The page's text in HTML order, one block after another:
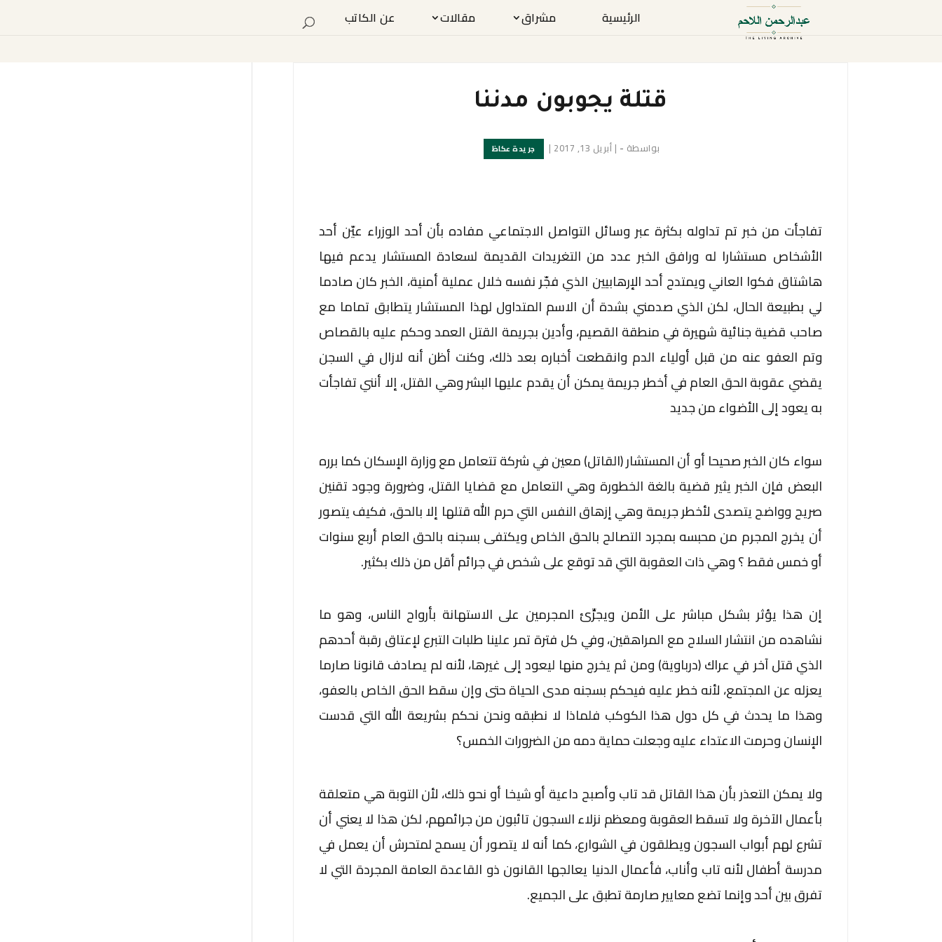
الرئيسية مشراق مقالات عن الكاتب
قتلة يجوبون مدننا
بواسطة -
| أبريل 13, 2017 | جريدة عكاظ
تفاجأت من خبر تم تداوله بكثرة عبر وسائل التواصل الاجتماعي مفاده بأن أحد الوزراء عيّن أحد
الأشخاص مستشارا له ورافق الخبر عدد من التغريدات القديمة لسعادة المستشار يدعم فيها
هاشتاق فكوا العاني ويمتدح أحد الإرهابيين الذي فجّر نفسه خلال عملية أمنية، الخبر كان صادما
لي بطبيعة الحال، لكن الذي صدمني بشدة أن الاسم المتداول لهذا المستشار يتطابق تماما مع
صاحب قضية جنائية شهيرة في منطقة القصيم، وأدين بجريمة القتل العمد وحكم عليه بالقصاص
وتم العفو عنه من قبل أولياء الدم وانقطعت أخباره بعد ذلك، وكنت أظن أنه لازال في السجن
يقضي عقوبة الحق العام في أخطر جريمة يمكن أن يقدم عليها البشر وهي القتل، إلا أنني تفاجأت
به يعود إلى الأضواء من جديد
سواء كان الخبر صحيحا أو أن المستشار (القاتل) معين في شركة تتعامل مع وزارة الإسكان كما برره
البعض فإن الخبر يثير قضية بالغة الخطورة وهي التعامل مع قضايا القتل، وضرورة وجود تقنين
صريح وواضح يتصدى لأخطر جريمة وهي إزهاق النفس التي حرم الله قتلها إلا بالحق، فكيف يتصور
أن يخرج المجرم من محبسه بمجرد التصالح بالحق الخاص ويكتفى بسجنه بالحق العام أربع سنوات
أو خمس فقط ؟ وهي ذات العقوبة التي قد توقع على شخص في جرائم أقل من ذلك بكثير.
إن هذا يؤثر بشكل مباشر على الأمن ويجرِّئ المجرمين على الاستهانة بأرواح الناس، وهو ما
نشاهده من انتشار السلاح مع المراهقين، وفي كل فترة تمر علينا طلبات التبرع لإعتاق رقبة أحدهم
الذي قتل آخر في عراك (درباوية) ومن ثم يخرج منها ليعود إلى غيرها، لأنه لم يصادف قانونا صارما
يعزله عن المجتمع، لأنه خطر عليه فيحكم بسجنه مدى الحياة حتى وإن سقط الحق الخاص بالعفو،
وهذا ما يحدث في كل دول هذا الكوكب فلماذا لا نطبقه ونحن نحكم بشريعة الله التي قدست
الإنسان وحرمت الاعتداء عليه وجعلت حماية دمه من الضرورات الخمس؟
ولا يمكن التعذر بأن هذا القاتل قد تاب وأصبح داعية أو شيخا أو نحو ذلك، لأن التوبة هي متعلقة
بأعمال الآخرة ولا تسقط العقوبة ومعظم نزلاء السجون تائبون من جرائمهم، لكن هذا لا يعني أن
تشرع لهم أبواب السجون ويطلقون في الشوارع، كما أنه لا يتصور أن يسمح لمتحرش أن يعمل في
مدرسة أطفال لأنه تاب وأناب، فأعمال الدنيا يعالجها القانون ذو القاعدة العامة المجردة التي لا
تفرق بين أحد وإنما تضع معايير صارمة تطبق على الجميع.